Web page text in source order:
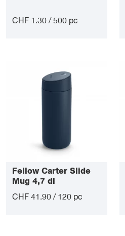
CHF 1.30 / 500 pc
Fellow Carter Slide
Mug 4,7 dl
CHF 41.90 / 120 pc